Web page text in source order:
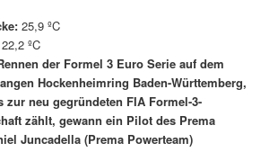
25,9 ºC
22,2 ºC
der Formel 3 Euro Serie auf dem
Hockenheimring Baden-Württemberg,
zur neu gegründeten FIA Formel-3-
zählt, gewann ein Pilot des Prema
Juncadella (Prema Powerteam)